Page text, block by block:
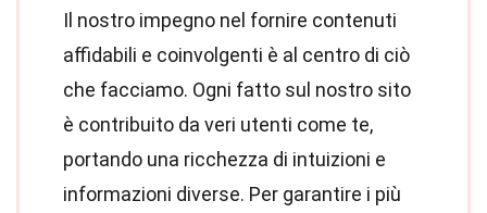
Il nostro impegno nel fornire contenuti
affidabili e coinvolgenti è al centro di ciò
che facciamo. Ogni fatto sul nostro sito
è contribuito da veri utenti come te,
portando una ricchezza di intuizioni e
informazioni diverse. Per garantire i più